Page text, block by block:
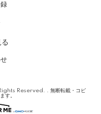
Reserved. . 無断転載・コピ
す。